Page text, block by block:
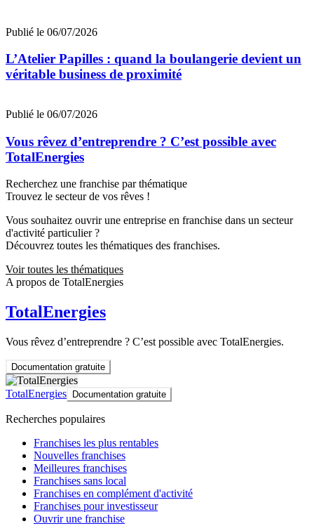
Publié le 06/07/2026
L’Atelier Papilles : quand la boulangerie devient un
véritable business de proximité
Publié le 06/07/2026
Vous rêvez d’entreprendre ? C’est possible avec
TotalEnergies
Recherchez une franchise par thématique
Trouvez le secteur de vos rêves !
Vous souhaitez ouvrir une entreprise en franchise dans un secteur
d'activité particulier ?
Découvrez toutes les thématiques des franchises.
Voir toutes les thématiques
A propos de TotalEnergies
TotalEnergies
Vous rêvez d’entreprendre ? C’est possible avec TotalEnergies.
Documentation gratuite
TotalEnergies Documentation gratuite
Recherches populaires
Franchises les plus rentables
Nouvelles franchises
Meilleures franchises
Franchises sans local
Franchises en complément d'activité
Franchises pour investisseur
Ouvrir une franchise